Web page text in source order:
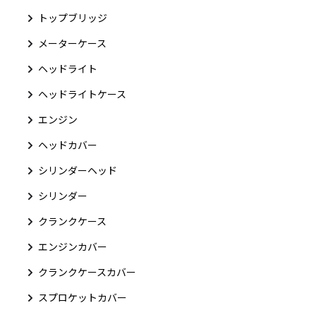
トップブリッジ
メーターケース
ヘッドライト
ヘッドライトケース
エンジン
ヘッドカバー
シリンダーヘッド
シリンダー
クランクケース
エンジンカバー
クランクケースカバー
スプロケットカバー